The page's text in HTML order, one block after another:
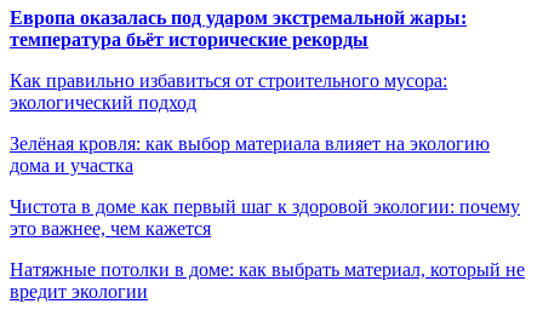
Европа оказалась под ударом экстремальной жары:
температура бьёт исторические рекорды
Как правильно избавиться от строительного мусора:
экологический подход
Зелёная кровля: как выбор материала влияет на экологию
дома и участка
Чистота в доме как первый шаг к здоровой экологии: почему
это важнее, чем кажется
Натяжные потолки в доме: как выбрать материал, который не
вредит экологии